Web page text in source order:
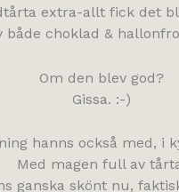
extra-allt fick det
både choklad &
Om den blev god?
Gissa. :-)
hanns också med, i
Med magen full av
ganska skönt nu,